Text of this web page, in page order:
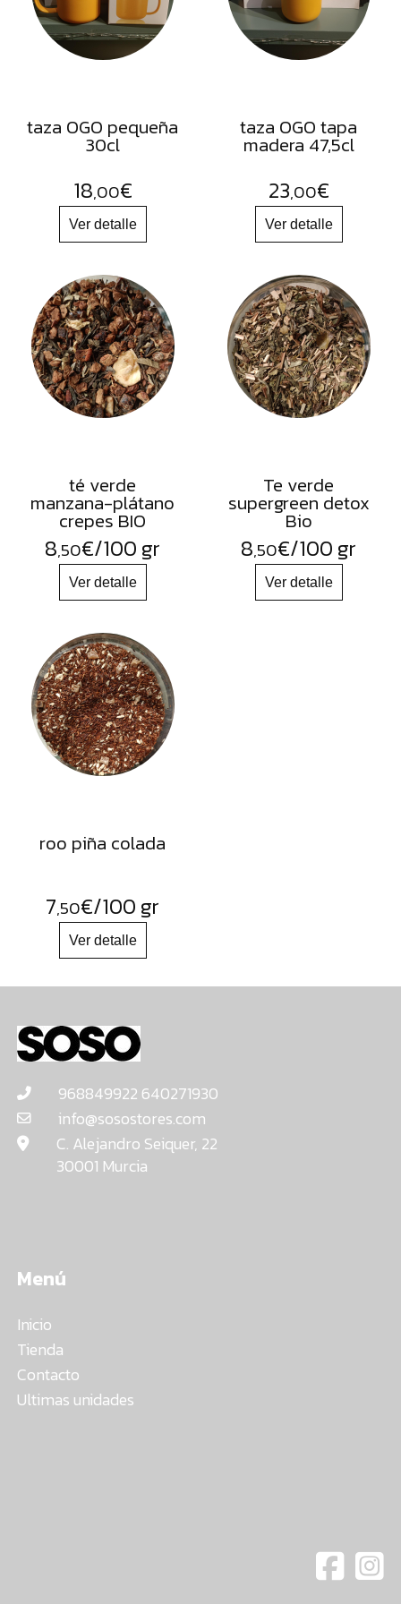
FRUTOS
SECOS
SAL
HARINAS
ACEITES
FLORES
PRODUCTOS
ACCESORIOS
ALIMENTOS
DESHIDRATADOS
taza OGO pequeña
30cl
18,00€
taza OGO tapa
madera 47,5cl
23,00€
té verde
manzana-plátano
crepes BIO
8,50€/100 gr
Te verde
supergreen detox
Bio
8,50€/100 gr
roo piña colada
7,50€/100 gr
968849922 640271930
info@sosostores.com
C. Alejandro Seiquer, 22
30001 Murcia
Menú
Inicio
Tienda
Contacto
Ultimas unidades